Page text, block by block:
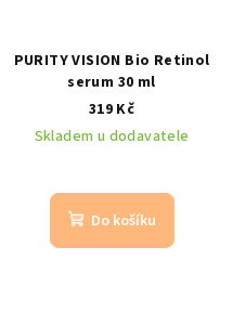
PURITY VISION Bio Retinol
serum 30 ml
319 Kč
Skladem u dodavatele
Do košíku